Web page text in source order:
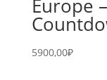
Europe
5900,00₽